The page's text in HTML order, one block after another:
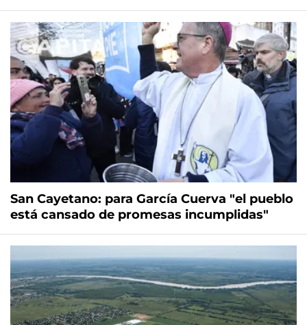
San Cayetano: para García Cuerva "el pueblo
está cansado de promesas incumplidas"